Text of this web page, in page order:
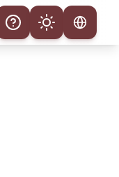
Help Theme